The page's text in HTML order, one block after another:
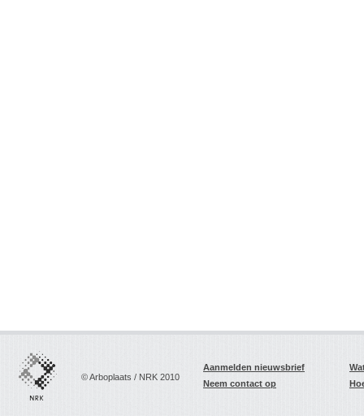
© Arboplaats / NRK 2010
Aanmelden nieuwsbrief
Neem contact op